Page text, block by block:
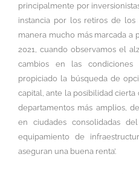
principalmente por
instancia por los retiros de
manera mucho más marcada a
2021, cuando observamos el
cambios en las condiciones
propiciado la búsqueda de
capital, ante la posibilidad
departamentos más amplios,
en ciudades consolidadas
equipamiento de
aseguran una buena renta’.